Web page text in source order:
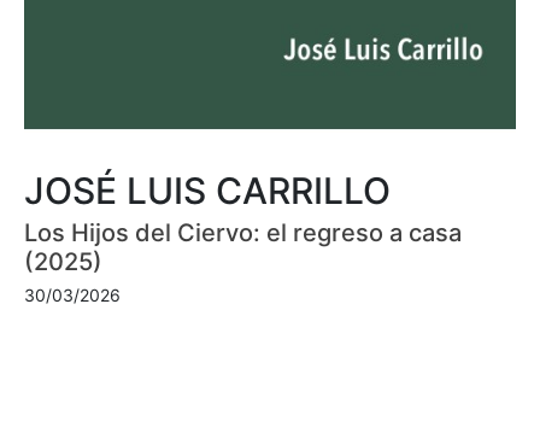
JOSÉ LUIS CARRILLO
Los Hijos del Ciervo: el regreso a casa
(2025)
30/03/2026